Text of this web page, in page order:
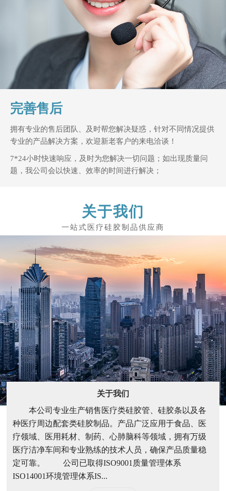
完善售后
拥有专业的售后团队、及时帮您解决疑惑，针对不同情况提供
专业的产品解决方案，欢迎新老客户的来电洽谈！
7*24小时快速响应，及时为您解决一切问题；如出现质量问
题，我公司会以快速、效率的时间进行解决；
关于我们
关于我们
本公司专业生产销售医疗类硅胶管、硅胶条以及各
种医疗周边配套类硅胶制品。产品广泛应用于食品、医
疗领域、医用耗材、制药、心肺脑科等领域，拥有万级
医疗洁净车间和专业熟练的技术人员，确保产品质量稳
定可靠。 公司已取得ISO9001质量管理体系
ISO14001环境管理体系IS...